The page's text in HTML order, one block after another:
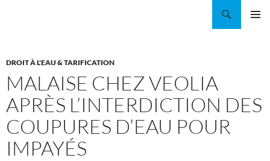
DROIT À L'EAU & TARIFICATION
MALAISE CHEZ VEOLIA
APRÈS L’INTERDICTION DES
COUPURES D’EAU POUR
IMPAYÉS